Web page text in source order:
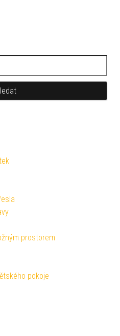
prostorem
pokoje